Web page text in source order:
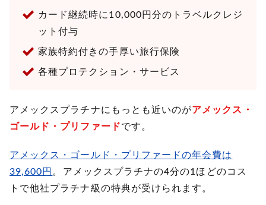
カード継続時に10,000円分のトラベルクレジ
ット付与
家族特約付きの手厚い旅行保険
各種プロテクション・サービス
アメックスプラチナにもっとも近いのがアメックス・
ゴールド・プリファードです。
アメックス・ゴールド・プリファードの年会費は
39,600円 。アメックスプラチナの4分の1ほどのコス
トで他社プラチナ級の特典が受けられます。